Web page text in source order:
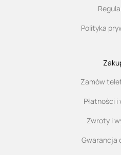
Polityka
Zamów
Płatności i
Zwroty i
Gwarancja